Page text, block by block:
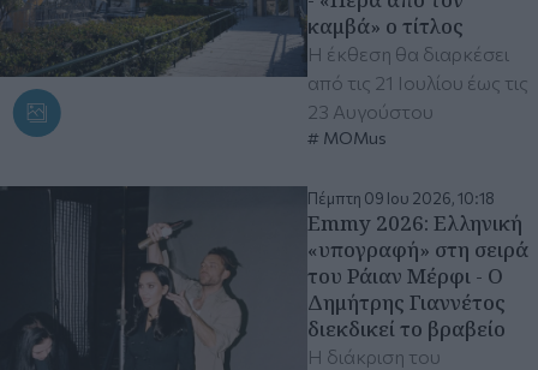
καμβά» ο τίτλος
Η έκθεση θα διαρκέσει
από τις 21 Ιουλίου έως τις
23 Αυγούστου
MOMus
Πέμπτη 09 Ιου 2026, 10:18
Emmy 2026: Ελληνική
«υπογραφή» στη σειρά
του Ράιαν Μέρφι - Ο
Δημήτρης Γιαννέτος
διεκδικεί το βραβείο
Η διάκριση του